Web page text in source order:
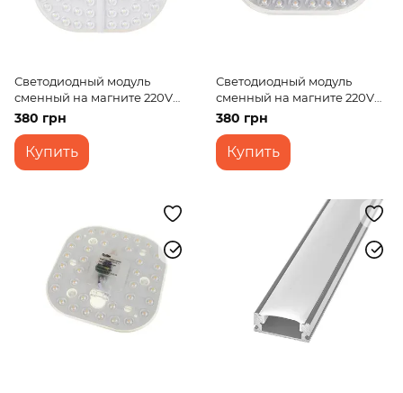
Светодиодный модуль
сменный на магните 220V
36W SMD 2835 CW IP20 (LW-
03/60)
380 грн
Купить
Светодиодный модуль
сменный на магните 220V
24W SMD 2835 CCT
WW+NW+CW IP20 (LW-
03/24)
380 грн
Купить